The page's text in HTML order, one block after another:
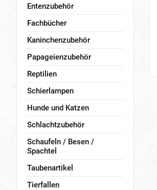
Entenzubehör
Fachbücher
Kaninchenzubehör
Papageienzubehör
Reptilien
Schierlampen
Hunde und Katzen
Schlachtzubehör
Schaufeln / Besen /
Spachtel
Taubenartikel
Tierfallen